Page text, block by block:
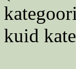
kuid